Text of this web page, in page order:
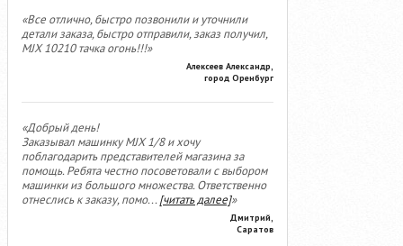
«Все отлично, быстро позвонили и уточнили
детали заказа, быстро отправили, заказ получил,
MJX 10210 тачка огонь!!!»
Алексеев Александр,
город Оренбург
«Добрый день!
Заказывал машинку MJX 1/8 и хочу
поблагодарить представителей магазина за
помощь. Ребята честно посоветовали с выбором
машинки из большого множества. Ответственно
отнеслись к заказу, помо...[читать далее]»
Дмитрий,
Саратов